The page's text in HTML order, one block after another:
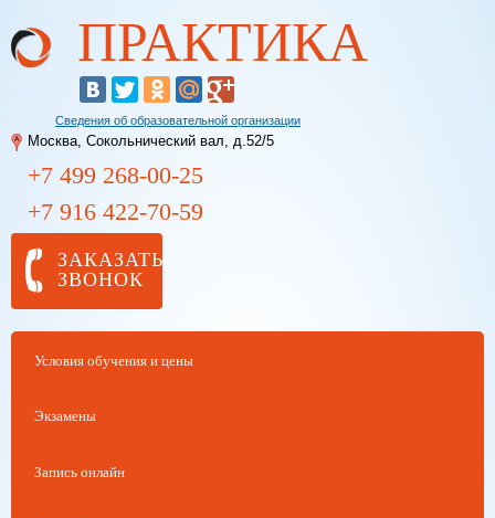
Перейти к
основному
содержанию
ПРАКТИКА
Сведения об образовательной организации
Москва, Сокольнический вал, д.52/5
+7 499 268-00-25
+7 916 422-70-59
ЗАКАЗАТЬ
ЗВОНОК
Условия обучения и цены
Экзамены
Запись онлайн